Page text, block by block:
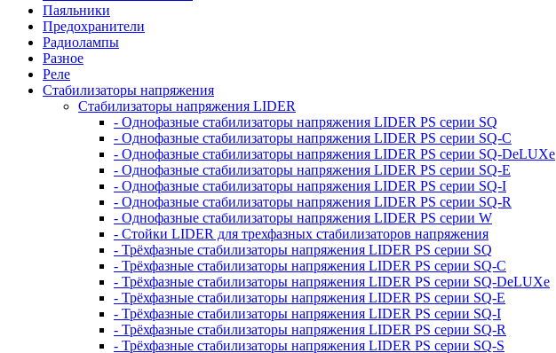
Паяльники
Предохранители
Радиолампы
Разное
Реле
Стабилизаторы напряжения
Стабилизаторы напряжения LIDER
- Однофазные стабилизаторы напряжения LIDER PS серии SQ
- Однофазные стабилизаторы напряжения LIDER PS серии SQ-C
- Однофазные стабилизаторы напряжения LIDER PS серии SQ-DeLUXe
- Однофазные стабилизаторы напряжения LIDER PS серии SQ-E
- Однофазные стабилизаторы напряжения LIDER PS серии SQ-I
- Однофазные стабилизаторы напряжения LIDER PS серии SQ-R
- Однофазные стабилизаторы напряжения LIDER PS серии W
- Стойки LIDER для трехфазных стабилизаторов напряжения
- Трёхфазные стабилизаторы напряжения LIDER PS серии SQ
- Трёхфазные стабилизаторы напряжения LIDER PS серии SQ-C
- Трёхфазные стабилизаторы напряжения LIDER PS серии SQ-DeLUXe
- Трёхфазные стабилизаторы напряжения LIDER PS серии SQ-E
- Трёхфазные стабилизаторы напряжения LIDER PS серии SQ-I
- Трёхфазные стабилизаторы напряжения LIDER PS серии SQ-R
- Трёхфазные стабилизаторы напряжения LIDER PS серии SQ-S